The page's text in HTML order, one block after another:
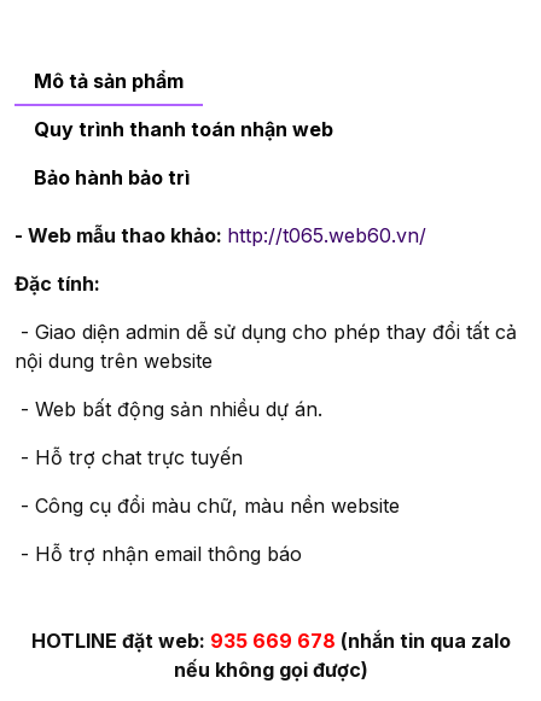
Mô tả sản phẩm
Quy trình thanh toán nhận web
Bảo hành bảo trì
- Web mẫu thao khảo: http://t065.web60.vn/
Đặc tính:
- Giao diện admin dễ sử dụng cho phép thay đổi tất cả
nội dung trên website
- Web bất động sản nhiều dự án.
- Hỗ trợ chat trực tuyến
- Công cụ đổi màu chữ, màu nền website
- Hỗ trợ nhận email thông báo
HOTLINE đặt web: 935 669 678 (nhắn tin qua zalo
nếu không gọi được)